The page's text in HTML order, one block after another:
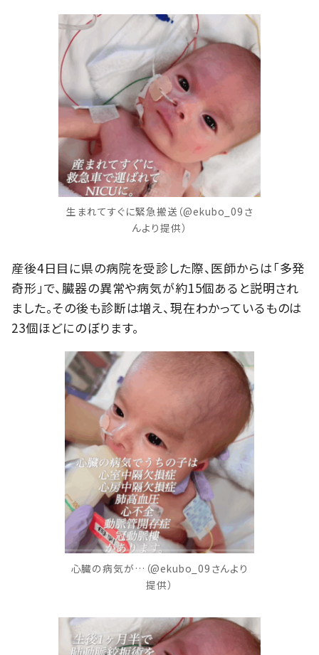
生まれてすぐに緊急搬送（@ekubo_09さ
んより提供）
産後4日目に県の病院を受診した際、医師からは「多発
奇形」で、臓器の異常や病気が約15個あると説明され
ました。その後も診断は増え、現在わかっているものは
23個ほどにのぼります。
心臓の病気が…（@ekubo_09さんより
提供）